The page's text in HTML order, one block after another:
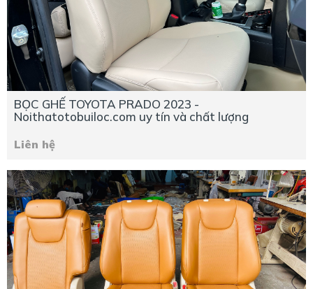
BỌC GHẾ TOYOTA PRADO 2023 -
Noithatotobuiloc.com uy tín và chất lượng
Liên hệ